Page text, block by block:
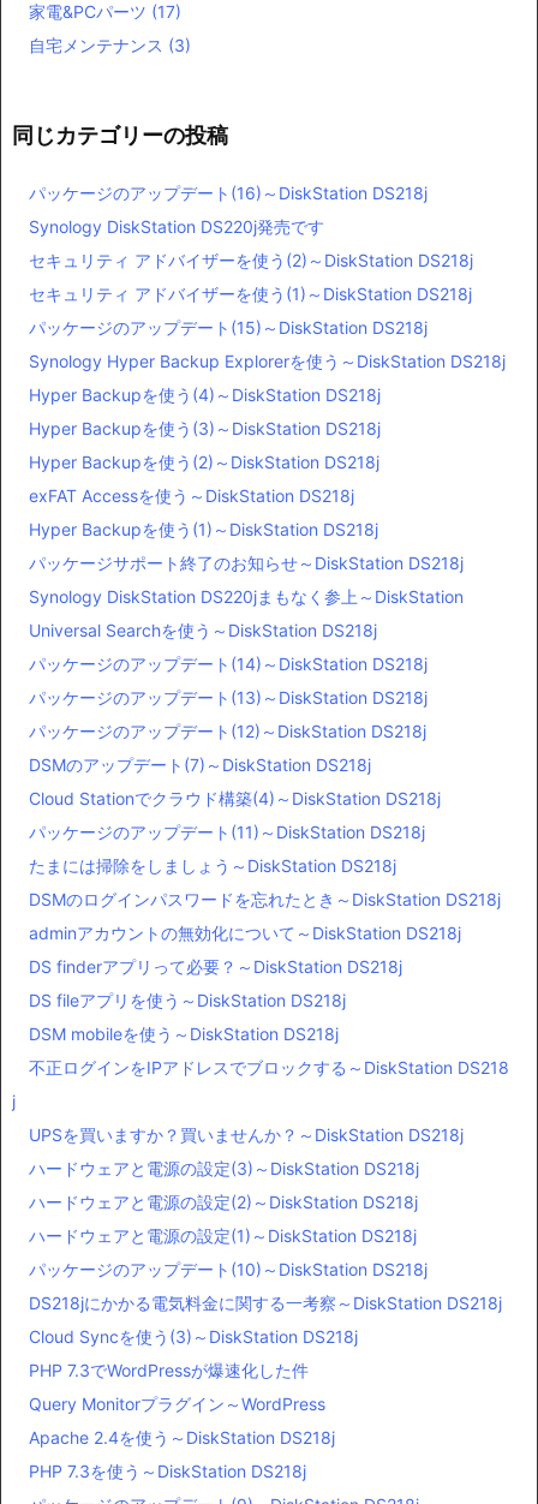
家電&PCパーツ (17)
自宅メンテナンス (3)
同じカテゴリーの投稿
パッケージのアップデート(16)～DiskStation DS218j
Synology DiskStation DS220j発売です
セキュリティ アドバイザーを使う(2)～DiskStation DS218j
セキュリティ アドバイザーを使う(1)～DiskStation DS218j
パッケージのアップデート(15)～DiskStation DS218j
Synology Hyper Backup Explorerを使う～DiskStation DS218j
Hyper Backupを使う(4)～DiskStation DS218j
Hyper Backupを使う(3)～DiskStation DS218j
Hyper Backupを使う(2)～DiskStation DS218j
exFAT Accessを使う～DiskStation DS218j
Hyper Backupを使う(1)～DiskStation DS218j
パッケージサポート終了のお知らせ～DiskStation DS218j
Synology DiskStation DS220jまもなく参上～DiskStation
Universal Searchを使う～DiskStation DS218j
パッケージのアップデート(14)～DiskStation DS218j
パッケージのアップデート(13)～DiskStation DS218j
パッケージのアップデート(12)～DiskStation DS218j
DSMのアップデート(7)～DiskStation DS218j
Cloud Stationでクラウド構築(4)～DiskStation DS218j
パッケージのアップデート(11)～DiskStation DS218j
たまには掃除をしましょう～DiskStation DS218j
DSMのログインパスワードを忘れたとき～DiskStation DS218j
adminアカウントの無効化について～DiskStation DS218j
DS finderアプリって必要？～DiskStation DS218j
DS fileアプリを使う～DiskStation DS218j
DSM mobileを使う～DiskStation DS218j
不正ログインをIPアドレスでブロックする～DiskStation DS218
j
UPSを買いますか？買いませんか？～DiskStation DS218j
ハードウェアと電源の設定(3)～DiskStation DS218j
ハードウェアと電源の設定(2)～DiskStation DS218j
ハードウェアと電源の設定(1)～DiskStation DS218j
パッケージのアップデート(10)～DiskStation DS218j
DS218jにかかる電気料金に関する一考察～DiskStation DS218j
Cloud Syncを使う(3)～DiskStation DS218j
PHP 7.3でWordPressが爆速化した件
Query Monitorプラグイン～WordPress
Apache 2.4を使う～DiskStation DS218j
PHP 7.3を使う～DiskStation DS218j